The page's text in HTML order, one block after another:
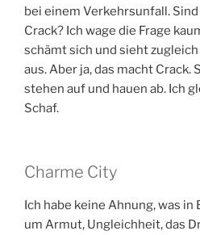
bei einem Verkehrsunfall.
Crack? Ich wage die Frage
schämt sich und sieht
aus. Aber ja, das macht Crack.
stehen auf und hauen ab. Ich
Schaf.
Charme City
Ich habe keine Ahnung, was
um Armut, Ungleichheit, das